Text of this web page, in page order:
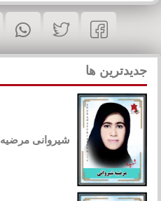
جدیدترین ها
شیروانی مرضیه